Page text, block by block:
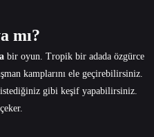
mı?
bir oyun. Tropik bir adada özgürce
kamplarını ele geçirebilirsiniz.
gibi keşif yapabilirsiniz.